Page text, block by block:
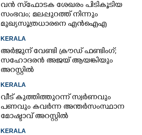
വൻ സ്‌ഫോടക ശേഖരം പിടികൂടിയ
സംഭവം; മലപ്പുറത്ത് നിന്നും
മുഖ്യസൂത്രധാരനെ എൻഐഎ
KERALA
അർജുന് വേണ്ടി ക്രൗഡ് ഫണ്ടിംഗ്;
സഹോദരൻ അജയ് ആയങ്കിയും
അറസ്റ്റിൽ
KERALA
വീട് കുത്തിത്തുറന്ന് സ്വർണവും
പണവും കവർന്ന അന്തർസംസ്ഥാന
മോഷ്ടാവ് അറസ്റ്റിൽ
KERALA